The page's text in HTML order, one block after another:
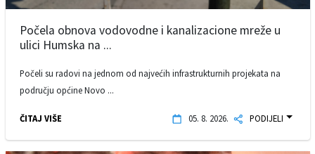
Počela obnova vodovodne i kanalizacione mreže u
ulici Humska na ...
Počeli su radovi na jednom od najvećih infrastrukturnih projekata na
području općine Novo ...
ČITAJ VIŠE 05. 8. 2026. PODIJELI